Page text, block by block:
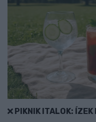
PIKNIK ITALOK: ÍZEK